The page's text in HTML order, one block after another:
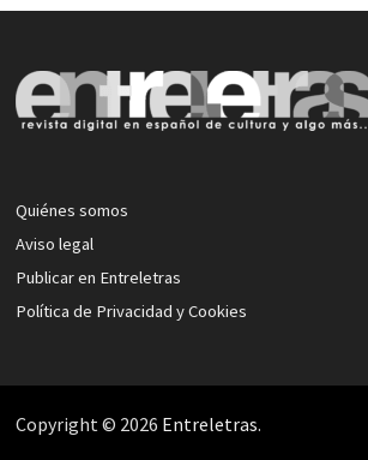
Quiénes somos
Aviso legal
Publicar en Entreletras
Política de Privacidad y Cookies
Copyright © 2026 Entreletras.